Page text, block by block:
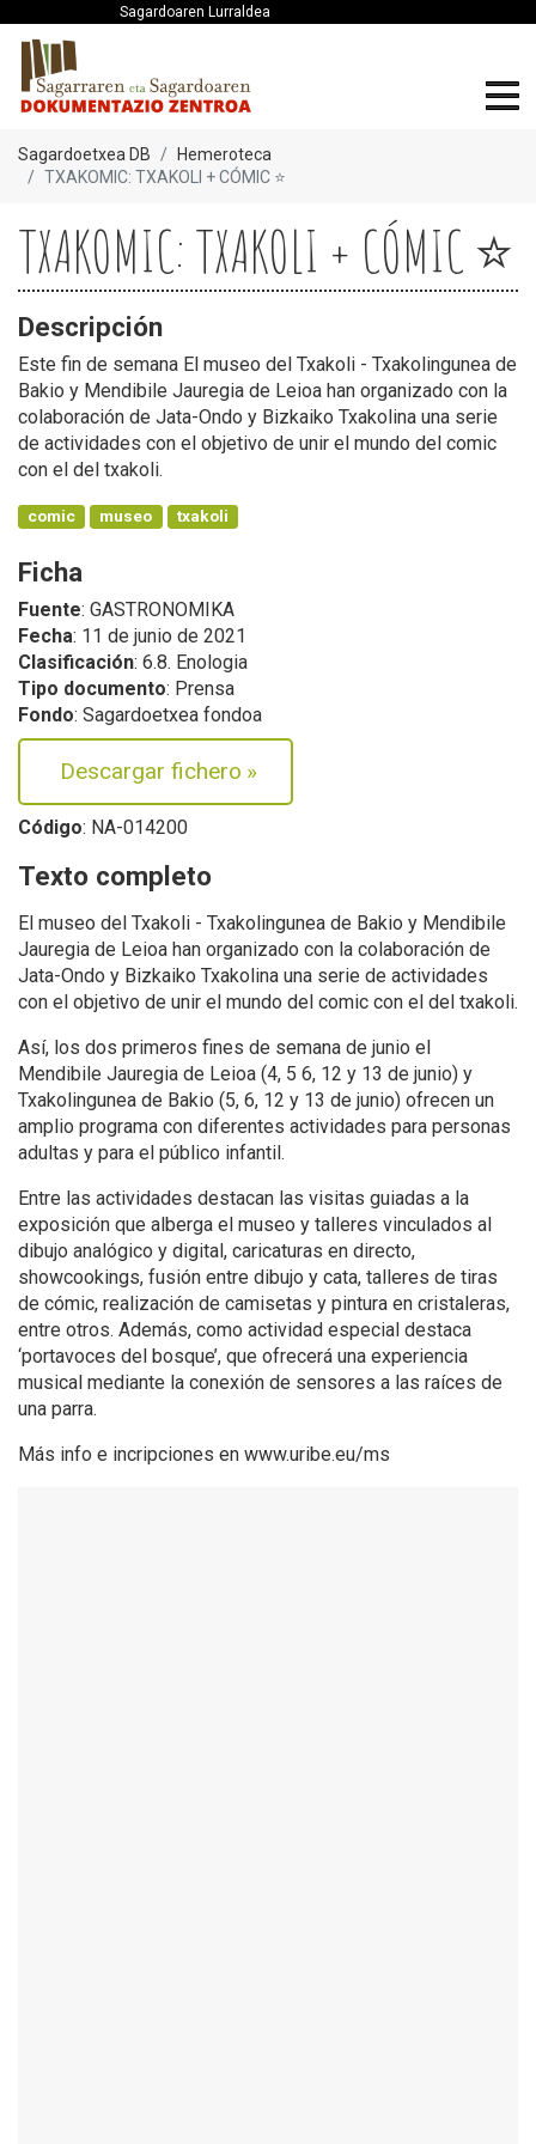
Sagardoaren Lurraldea
Sagardoetxea DB
Hemeroteca
TXAKOMIC: TXAKOLI + CÓMIC ⭐
TXAKOMIC: TXAKOLI + CÓMIC ⭐
Descripción
Este fin de semana El museo del Txakoli - Txakolingunea de
Bakio y Mendibile Jauregia de Leioa han organizado con la
colaboración de Jata-Ondo y Bizkaiko Txakolina una serie
de actividades con el objetivo de unir el mundo del comic
con el del txakoli.
comic museo txakoli
Ficha
Fuente: GASTRONOMIKA
Fecha: 11 de junio de 2021
Clasificación: 6.8. Enologia
Tipo documento: Prensa
Fondo: Sagardoetxea fondoa
Descargar fichero »
Código: NA-014200
Texto completo
El museo del Txakoli - Txakolingunea de Bakio y Mendibile
Jauregia de Leioa han organizado con la colaboración de
Jata-Ondo y Bizkaiko Txakolina una serie de actividades
con el objetivo de unir el mundo del comic con el del txakoli.
Así, los dos primeros fines de semana de junio el
Mendibile Jauregia de Leioa (4, 5 6, 12 y 13 de junio) y
Txakolingunea de Bakio (5, 6, 12 y 13 de junio) ofrecen un
amplio programa con diferentes actividades para personas
adultas y para el público infantil.
Entre las actividades destacan las visitas guiadas a la
exposición que alberga el museo y talleres vinculados al
dibujo analógico y digital, caricaturas en directo,
showcookings, fusión entre dibujo y cata, talleres de tiras
de cómic, realización de camisetas y pintura en cristaleras,
entre otros. Además, como actividad especial destaca
‘portavoces del bosque’, que ofrecerá una experiencia
musical mediante la conexión de sensores a las raíces de
una parra.
Más info e incripciones en www.uribe.eu/ms